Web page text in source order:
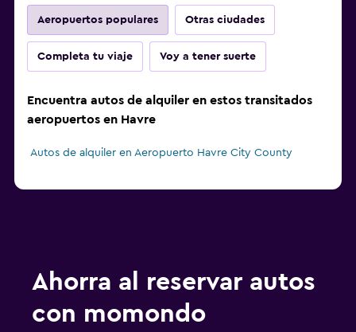
Aeropuertos populares Otras ciudades
Completa tu viaje Voy a tener suerte
Encuentra autos de alquiler en estos transitados
aeropuertos en Havre
Autos de alquiler en Aeropuerto Havre City County
Ahorra al reservar autos
con momondo